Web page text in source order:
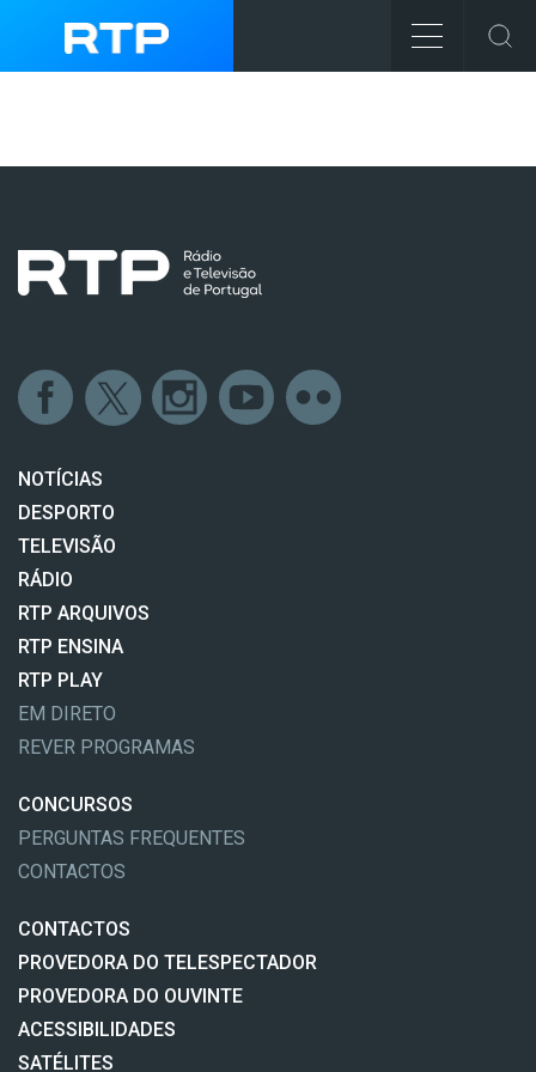
NOTÍCIAS
DESPORTO
TELEVISÃO
RÁDIO
RTP ARQUIVOS
RTP ENSINA
RTP PLAY
EM DIRETO
REVER PROGRAMAS
CONCURSOS
PERGUNTAS FREQUENTES
CONTACTOS
CONTACTOS
PROVEDORA DO TELESPECTADOR
PROVEDORA DO OUVINTE
ACESSIBILIDADES
SATÉLITES